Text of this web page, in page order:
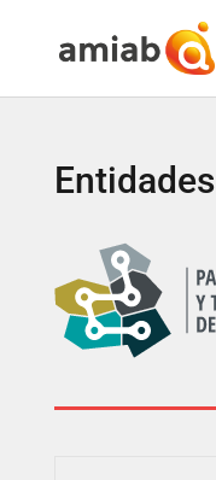
Entidades